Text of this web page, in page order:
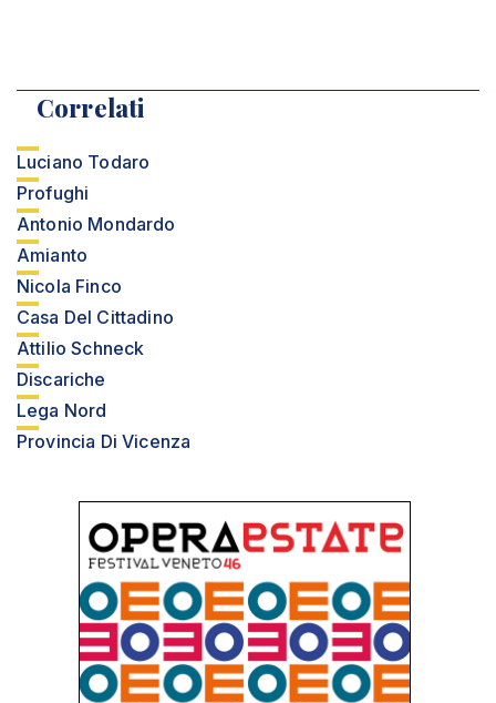
Correlati
Luciano Todaro
Profughi
Antonio Mondardo
Amianto
Nicola Finco
Casa Del Cittadino
Attilio Schneck
Discariche
Lega Nord
Provincia Di Vicenza